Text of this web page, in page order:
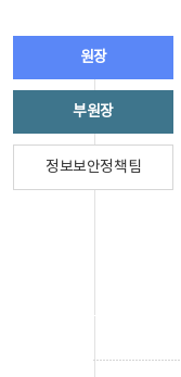
원장
부원장
정보보안정책팀